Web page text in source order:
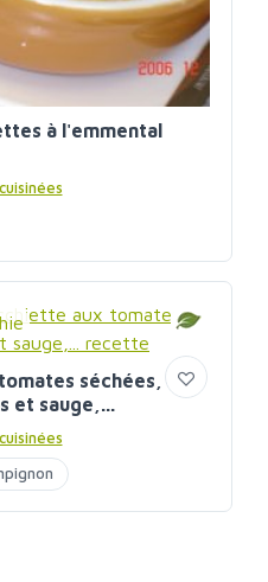
à l'emmental
séchées,
et sauge,...